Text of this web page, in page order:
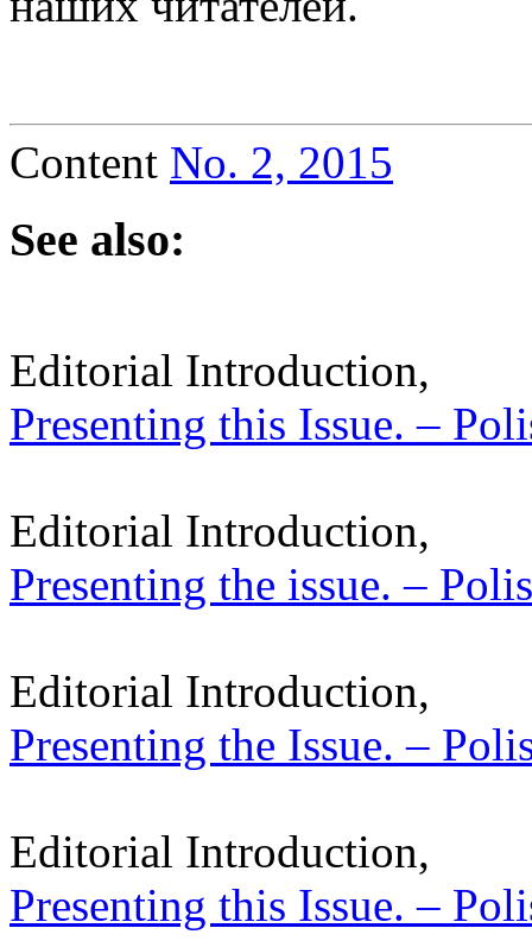
Content No. 2, 2015
See also:
Editorial Introduction,
Presenting this Issue. –
Editorial Introduction,
Presenting the issue. –
Editorial Introduction,
Presenting the Issue. –
Editorial Introduction,
Presenting this Issue. –